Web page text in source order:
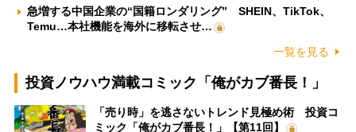
急増する中国企業の“国籍ロンダリング” SHEIN、TikTok、
Temu…本社機能を海外に移転させ…
一覧を見る
投資ノウハウ満載コミック「俺がカブ番長！」
「売り時」を逃さないトレンド見極め術 投資コ
ミック「俺がカブ番長！」【第11回】